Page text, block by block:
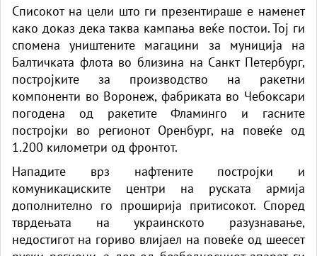
Списокот на цели што ги презентираше е наменет
како доказ дека таква кампања веќе постои. Тој ги
спомена уништените магацини за муниција на
Балтичката флота во близина на Санкт Петербург,
постројките за производство на ракетни
компоненти во Воронеж, фабриката во Чебоксари
погодена од ракетите Фламинго и гасните
постројки во регионот Оренбург, на повеќе од
1.200 километри од фронтот.
Нападите врз нафтените постројки и
комуникациските центри на руската армија
дополнително го проширија притисокот. Според
тврдењата на украинското разузнавање,
недостигот на гориво влијаел на повеќе од шеесет